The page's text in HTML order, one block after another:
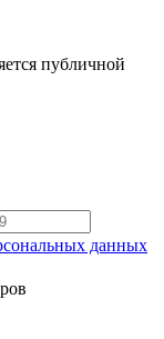
публичной
данных